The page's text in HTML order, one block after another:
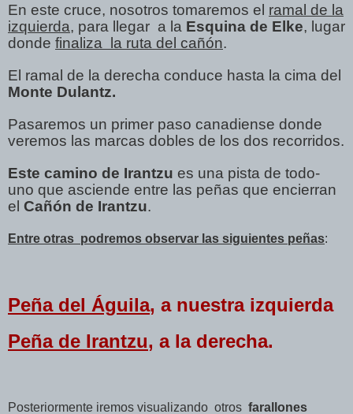
En este cruce, nosotros tomaremos el ramal de la
izquierda, para llegar a la Esquina de Elke, lugar
donde finaliza la ruta del cañón.
El ramal de la derecha conduce hasta la cima del
Monte Dulantz.
Pasaremos un primer paso canadiense donde
veremos las marcas dobles de los dos recorridos.
Este camino de Irantzu es una pista de todo-
uno que asciende entre las peñas que encierran
el Cañón de Irantzu.
Entre otras podremos observar las siguientes peñas:
Peña del Águila, a nuestra izquierda
Peña de Irantzu, a la derecha.
Posteriormente iremos visualizando otros farallones